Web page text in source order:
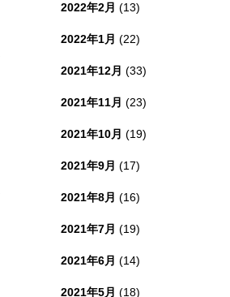
2022年2月 (13)
2022年1月 (22)
2021年12月 (33)
2021年11月 (23)
2021年10月 (19)
2021年9月 (17)
2021年8月 (16)
2021年7月 (19)
2021年6月 (14)
2021年5月 (18)